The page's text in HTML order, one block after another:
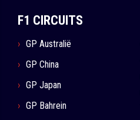
F1 CIRCUITS
GP Australië
GP China
GP Japan
GP Bahrein